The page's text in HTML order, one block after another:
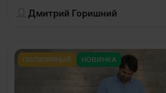
Дмитрий Горишний
ПОПУЛЯРНЫЙ НОВИНКА